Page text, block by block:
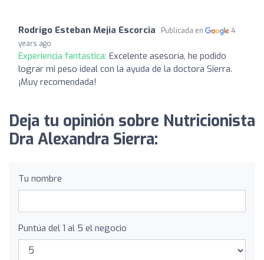
Rodrigo Esteban Mejia Escorcia Publicada en
4
years ago
Experiencia fantástica: Excelente asesoría, he podido
lograr mi peso ideal con la ayuda de la doctora Sierra.
¡Muy recomendada!
Deja tu opinión sobre Nutricionista
Dra Alexandra Sierra:
Tu nombre
Puntúa del 1 al 5 el negocio